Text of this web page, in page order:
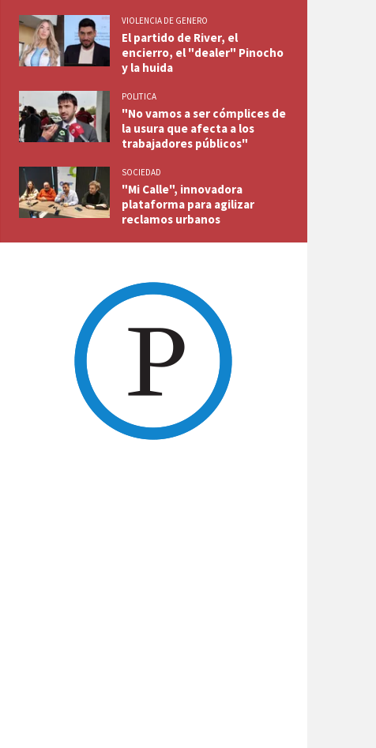
VIOLENCIA DE GENERO
El partido de River, el
encierro, el "dealer" Pinocho
y la huida
POLITICA
"No vamos a ser cómplices de
la usura que afecta a los
trabajadores públicos"
SOCIEDAD
"Mi Calle", innovadora
plataforma para agilizar
reclamos urbanos